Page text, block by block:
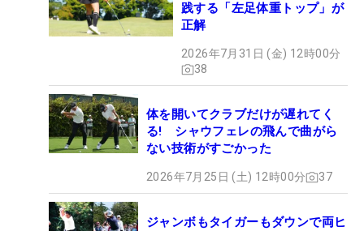
践する「左足体重トップ」が
正解
2026年7月31日 (金) 12時00分
38
体を開いてクラブだけが遅れてく
る! シャウフェレの飛んで曲がら
ない技術がすごかった
2026年7月25日 (土) 12時00分 37
ジャンボもタイガーもダウンで両ヒ